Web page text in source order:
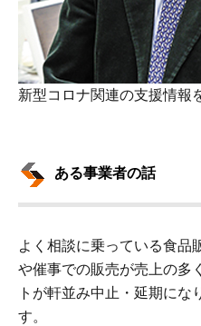
新型コロナ関連の支援情報
ある事業者の話
よく相談に乗っている食品
や催事での販売が売上の多
トが軒並み中止・延期にな
す。